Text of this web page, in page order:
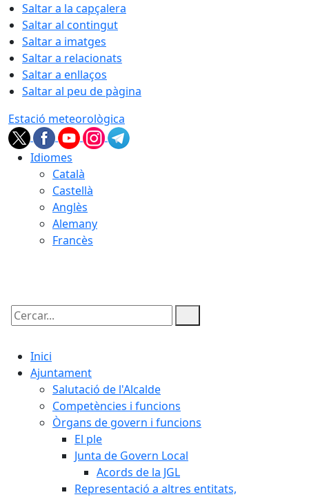
Saltar a la capçalera
Saltar al contingut
Saltar a imatges
Saltar a relacionats
Saltar a enllaços
Saltar al peu de pàgina
Estació meteorològica
Idiomes
Català
Castellà
Anglès
Alemany
Francès
Cercar:
Inici
Ajuntament
Salutació de l'Alcalde
Competències i funcions
Òrgans de govern i funcions
El ple
Junta de Govern Local
Acords de la JGL
Representació a altres entitats,